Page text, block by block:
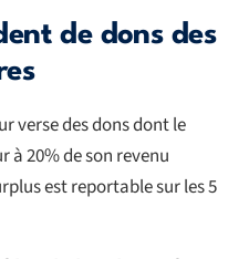
de dons des
verse des dons dont le
20% de son revenu
est reportable sur les 5